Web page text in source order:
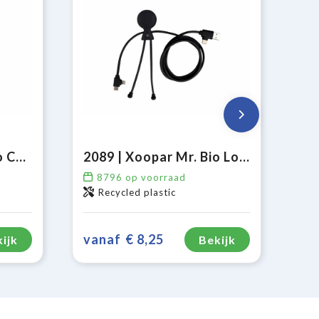
2081 | Xoopar Mr. Bio Charging cable 2089 | Xoopar Mr. Bio Long Power Delivery Oplaadkabel
8796 op voorraad
Recycled plastic
vanaf € 8,25 Bekijk